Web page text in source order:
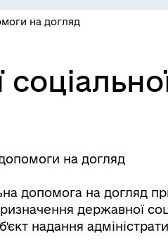
на догляд
на догляд
допомога на догляд
державної
надання